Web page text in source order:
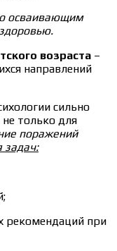
осваивающим
возраста –
направлений
сильно
только для
поражений
задач:
рекомендаций при